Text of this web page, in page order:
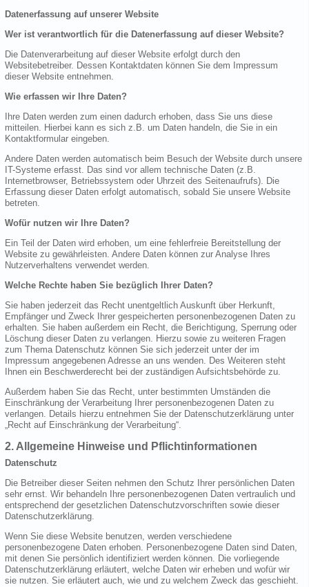
Datenerfassung auf unserer Website
Wer ist verantwortlich für die Datenerfassung auf dieser Website?
Die Datenverarbeitung auf dieser Website erfolgt durch den
Websitebetreiber. Dessen Kontaktdaten können Sie dem Impressum
dieser Website entnehmen.
Wie erfassen wir Ihre Daten?
Ihre Daten werden zum einen dadurch erhoben, dass Sie uns diese
mitteilen. Hierbei kann es sich z.B. um Daten handeln, die Sie in ein
Kontaktformular eingeben.
Andere Daten werden automatisch beim Besuch der Website durch unsere
IT-Systeme erfasst. Das sind vor allem technische Daten (z.B.
Internetbrowser, Betriebssystem oder Uhrzeit des Seitenaufrufs). Die
Erfassung dieser Daten erfolgt automatisch, sobald Sie unsere Website
betreten.
Wofür nutzen wir Ihre Daten?
Ein Teil der Daten wird erhoben, um eine fehlerfreie Bereitstellung der
Website zu gewährleisten. Andere Daten können zur Analyse Ihres
Nutzerverhaltens verwendet werden.
Welche Rechte haben Sie bezüglich Ihrer Daten?
Sie haben jederzeit das Recht unentgeltlich Auskunft über Herkunft,
Empfänger und Zweck Ihrer gespeicherten personenbezogenen Daten zu
erhalten. Sie haben außerdem ein Recht, die Berichtigung, Sperrung oder
Löschung dieser Daten zu verlangen. Hierzu sowie zu weiteren Fragen
zum Thema Datenschutz können Sie sich jederzeit unter der im
Impressum angegebenen Adresse an uns wenden. Des Weiteren steht
Ihnen ein Beschwerderecht bei der zuständigen Aufsichtsbehörde zu.
Außerdem haben Sie das Recht, unter bestimmten Umständen die
Einschränkung der Verarbeitung Ihrer personenbezogenen Daten zu
verlangen. Details hierzu entnehmen Sie der Datenschutzerklärung unter
„Recht auf Einschränkung der Verarbeitung“.
2. Allgemeine Hinweise und Pflichtinformationen
Datenschutz
Die Betreiber dieser Seiten nehmen den Schutz Ihrer persönlichen Daten
sehr ernst. Wir behandeln Ihre personenbezogenen Daten vertraulich und
entsprechend der gesetzlichen Datenschutzvorschriften sowie dieser
Datenschutzerklärung.
Wenn Sie diese Website benutzen, werden verschiedene
personenbezogene Daten erhoben. Personenbezogene Daten sind Daten,
mit denen Sie persönlich identifiziert werden können. Die vorliegende
Datenschutzerklärung erläutert, welche Daten wir erheben und wofür wir
sie nutzen. Sie erläutert auch, wie und zu welchem Zweck das geschieht.